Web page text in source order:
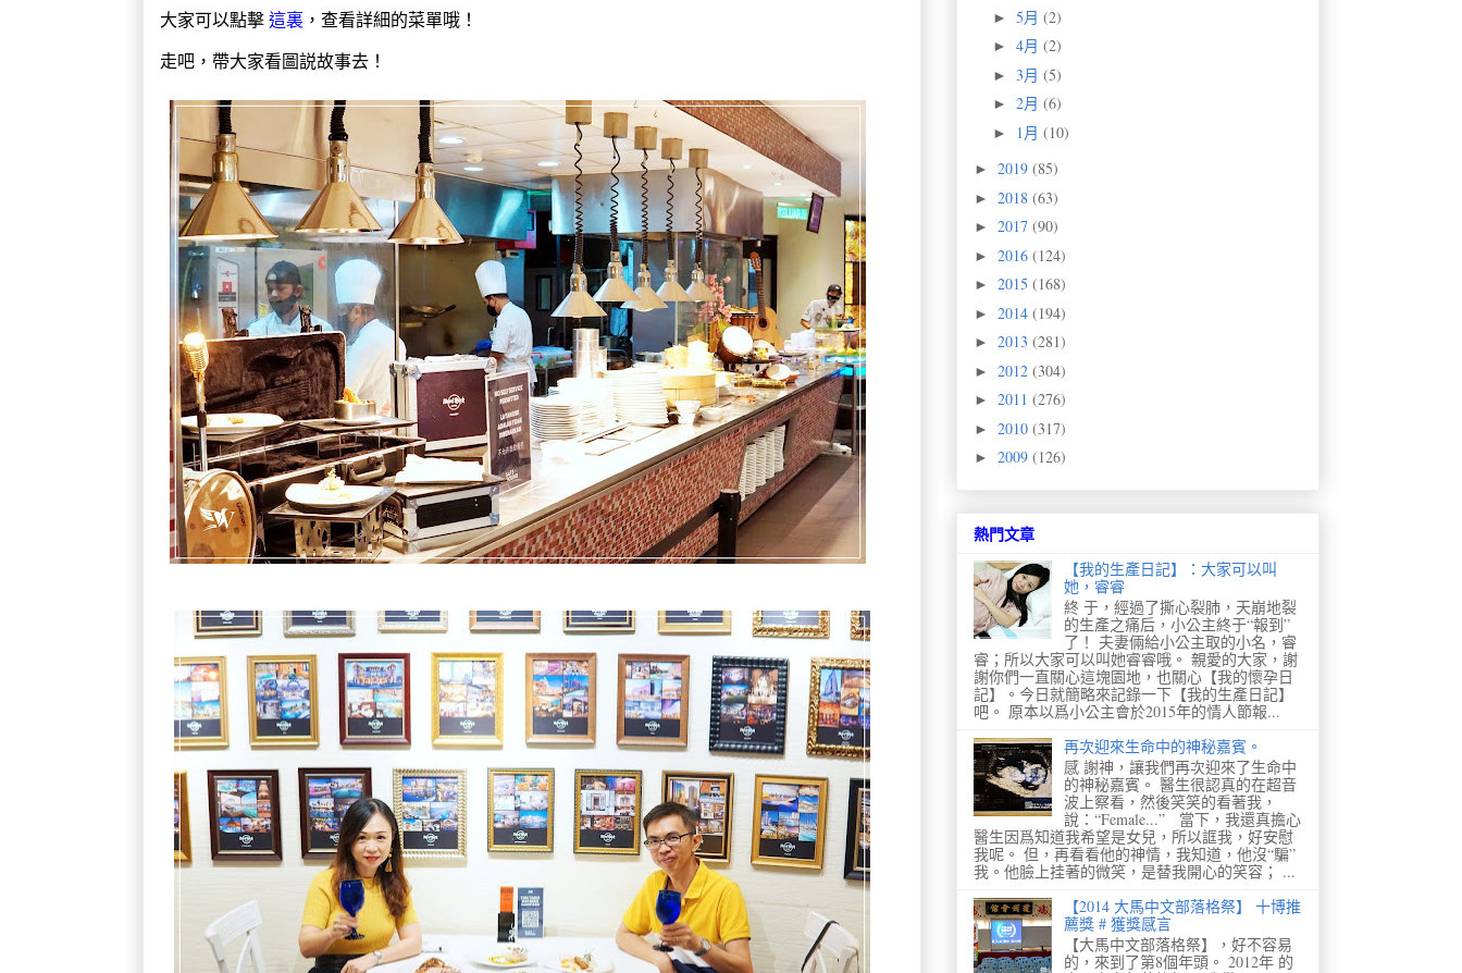
大家可以點擊這裏 ，查看詳細的菜單哦！
走吧，帶大家看圖説故事去！
► 5月 (2)
► 4月 (2)
► 3月 (5)
► 2月 (6)
► 1月 (10)
► 2019 (85)
► 2018 (63)
► 2017 (90)
► 2016 (124)
► 2015 (168)
► 2014 (194)
► 2013 (281)
► 2012 (304)
► 2011 (276)
► 2010 (317)
► 2009 (126)
熱門文章
【我的生產日記】：大家可以叫
她，睿睿
終 于，經過了撕心裂肺，天崩地裂
的生產之痛后，小公主終于“報到”
了！ 夫妻倆給小公主取的小名，睿
睿；所以大家可以叫她睿睿哦。 親愛的大家，謝
謝你們一直關心這塊園地，也關心【我的懷孕日
記】。今日就簡略來記錄一下【我的生產日記】
吧。 原本以爲小公主會於2015年的情人節報...
再次迎來生命中的神秘嘉賓。
感 謝神，讓我們再次迎來了生命中
的神秘嘉賓。 醫生很認真的在超音
波上察看，然後笑笑的看著我，
說：“Female...” 當下，我還真擔心
醫生因爲知道我希望是女兒，所以誆我，好安慰
我呢。 但，再看看他的神情，我知道，他沒“騙”
我。他臉上挂著的微笑，是替我開心的笑容； ...
【2014 大馬中文部落格祭】 十博推
薦獎 # 獲獎感言
【大馬中文部落格祭】，好不容易
的，來到了第8個年頭。 2012年 的